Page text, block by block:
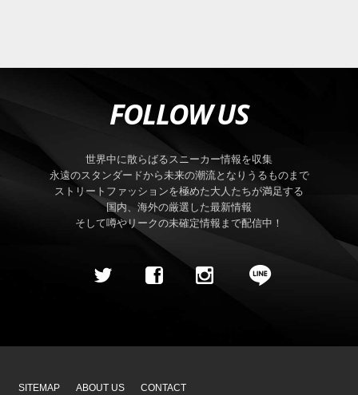
FOLLOW US
世界中に散らばるスニーカー情報を収集
永遠のスタンダードから未来の潮流となりうるものまで
ストリートファッションを極めた大人たちが満足する
国内、海外の厳選した最新情報
そして噂やリークの未確定情報まで配信中！
SITEMAP ABOUT US CONTACT